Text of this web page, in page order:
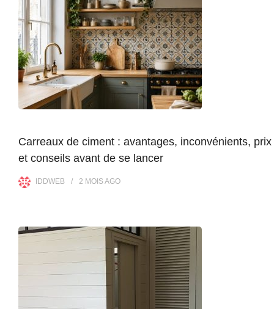
Carreaux de ciment : avantages, inconvénients, prix
et conseils avant de se lancer
IDDWEB 2 MOISAGO